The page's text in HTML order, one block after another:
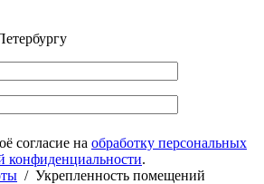
согласие на обработку персональных
конфиденциальности.
/ Укрепленность помещений